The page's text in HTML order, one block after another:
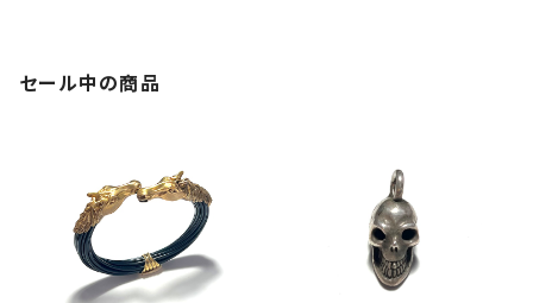
セール中の商品